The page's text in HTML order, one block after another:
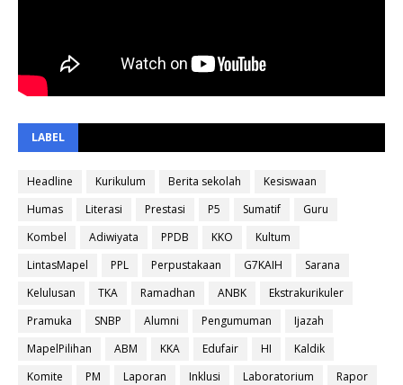
LABEL
Headline Kurikulum Berita sekolah
Kesiswaan
Humas
Literasi Prestasi P5 Sumatif
Guru
Kombel
Adiwiyata PPDB KKO
Kultum
LintasMapel
PPL Perpustakaan G7KAIH
Sarana
Kelulusan
TKA Ramadhan ANBK
Ekstrakurikuler
Pramuka
SNBP Alumni Pengumuman
Ijazah
MapelPilihan
ABM KKA Edufair HI
Kaldik
Komite
PM Laporan Inklusi Laboratorium Rapor